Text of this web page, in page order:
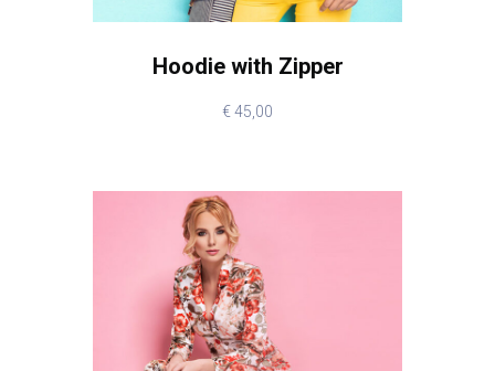
Hoodie with Zipper
€45,00